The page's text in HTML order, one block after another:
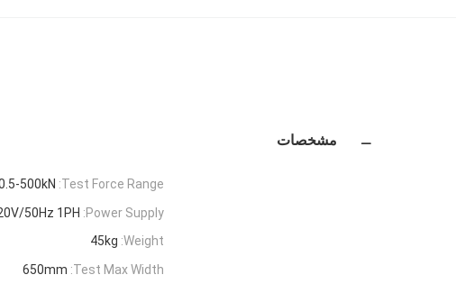
مشخصات
Test Force Range:
500kN
Power Supply:
50Hz 1PH
Weight:
45kg
Test Max Width:
650mm